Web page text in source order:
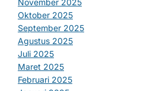
November 2025
Oktober 2025
September 2025
Agustus 2025
Juli 2025
Maret 2025
Februari 2025